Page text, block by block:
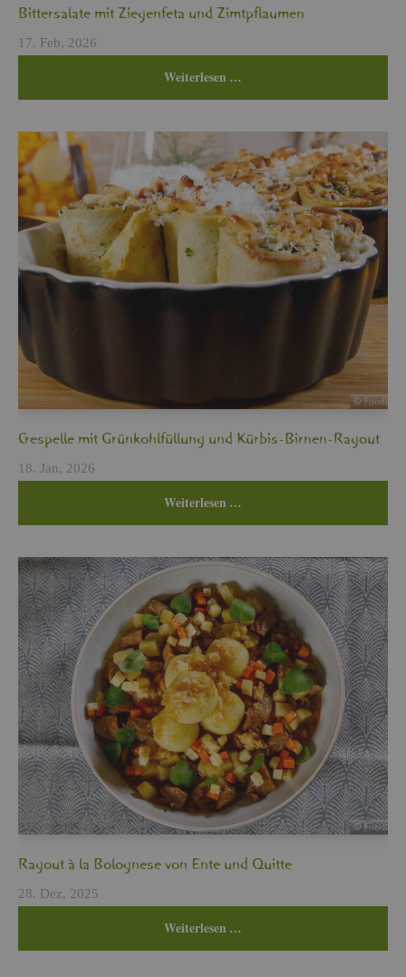
Bit­ter­sa­la­te mit Zie­gen­fe­ta und Zimt­pflau­men
17. Feb, 2026
Wei­ter­le­sen …
Cres­pel­le mit Grün­kohl­fül­lung und Kür­bis-Bir­nen-Ra­gout
18. Jan, 2026
Wei­ter­le­sen …
Ra­gout à la Bo­lo­gne­se von Ente und Quit­te
28. Dez, 2025
Wei­ter­le­sen …